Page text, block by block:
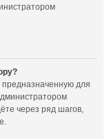
для
через ряд шагов,